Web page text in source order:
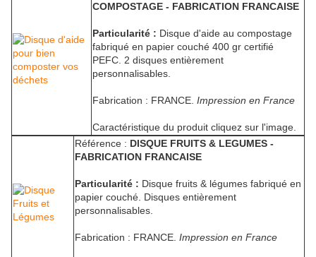
COMPOSTAGE - FABRICATION FRANCAISE
Particularité : Disque d'aide au compostage
fabriqué en papier couché 400 gr certifié
PEFC. 2 disques entièrement
personnalisables.
Fabrication : FRANCE. Impression en France
Caractéristique du produit cliquez sur l'image.
Référence : DISQUE FRUITS & LEGUMES -
FABRICATION FRANCAISE
Particularité : Disque fruits & légumes fabriqué en
papier couché. Disques entièrement
personnalisables.
Fabrication : FRANCE. Impression en France